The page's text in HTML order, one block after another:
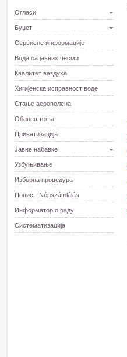
Огласи
Буџет
Сервисне информације
Вода са јавних чесми
Квалитет ваздуха
Хигијенска исправност воде
Стање аерополена
Обавештења
Приватизација
Јавне набавке
Узбуњивање
Изборна процедура
Попис - Népszámlálás
Информатор о раду
Систематизација